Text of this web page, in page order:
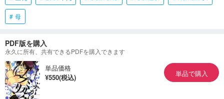
母
PDF版を購入
永久に所有、共有できるPDFを購入できます
単品価格
¥550(税込)
単品で購入